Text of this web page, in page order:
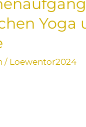
Yoga
/ Loewentor2024